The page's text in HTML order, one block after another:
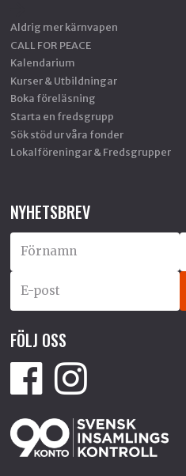
Aldrig mer kärnvapen
CALL FOR PEACE
Kalendarium
Kurser & Utbildningar
Boka föreläsning
Starta en fredsgrupp
Sök stöd ur våra fonder
Lokalföreningar & Fredsgrupper
NYHETSBREV
FÖLJ OSS